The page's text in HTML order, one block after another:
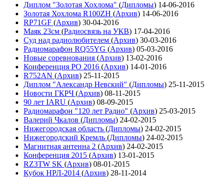
Диплом "Золотая Хохлома" (Дипломы) 14-06-2016
Золотая Хохлома R100ZH (Архив) 14-06-2016
RP71GF (Архив) 30-04-2016
Маяк 23см (Радиосвязь на УКВ) 17-04-2016
Суд над радиолюбителем (Архив) 30-03-2016
Радиомарафон RQ55YG (Архив) 05-03-2016
Новые соревнования (Архив) 13-02-2016
Конференция РО 2016 (Архив) 14-01-2016
R752AN (Архив) 25-11-2015
Диплом "Александр Невский" (Дипломы) 25-11-2015
Новости ГКРЧ (Архив) 08-11-2015
90 лет IARU (Архив) 08-09-2015
Радиомарафон "120 лет Радио" (Архив) 25-03-2015
Валерий Чкалов (Дипломы) 24-02-2015
Нижегородская область (Дипломы) 24-02-2015
Нижегородский Кремль (Дипломы) 24-02-2015
Магнитная антенна 2 (Архив) 24-02-2015
Конференция 2015 (Архив) 13-01-2015
RZ3TW SK (Архив) 08-01-2015
Кубок НРЛ-2014 (Архив) 28-11-2014